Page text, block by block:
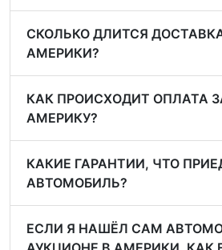
СКОЛЬКО ДЛИТСЯ
АМЕРИКИ?
КАК ПРОИСХОДИТ ОПЛАТА
АМЕРИКУ?
КАКИЕ ГАРАНТИИ, ЧТО
АВТОМОБИЛЬ?
ЕСЛИ Я НАШЁЛ САМ